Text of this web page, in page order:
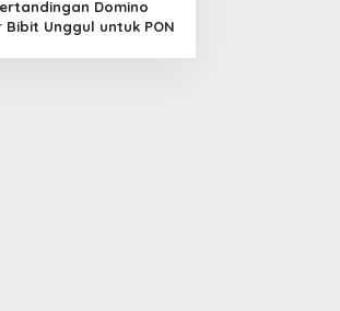
Domino
Bibit Unggul untuk PON